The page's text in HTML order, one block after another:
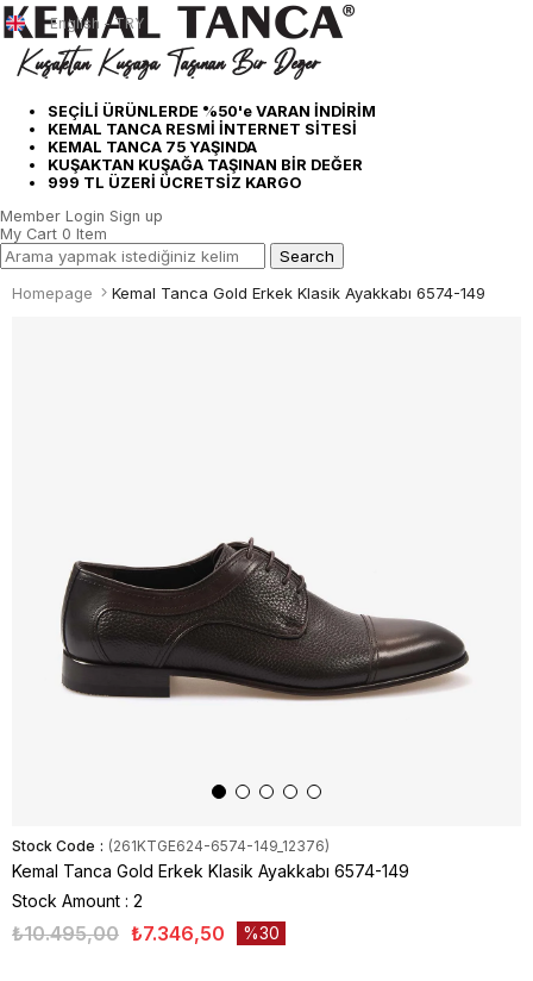
SEÇİLİ ÜRÜNLERDE %50'e VARAN İNDİRİM
KEMAL TANCA RESMİ İNTERNET SİTESİ
KEMAL TANCA 75 YAŞINDA
KUŞAKTAN KUŞAĞA TAŞINAN BİR DEĞER
999 TL ÜZERİ ÜCRETSİZ KARGO
English - TRY
Member Login Sign up
My Cart 0 Item
Homepage Kemal Tanca Gold Erkek Klasik Ayakkabı 6574-149
Stock Code (261KTGE624-6574-149_12376)
Kemal Tanca Gold Erkek Klasik Ayakkabı 6574-149
Stock Amount : 2
₺10.495,00 ₺7.346,50 30